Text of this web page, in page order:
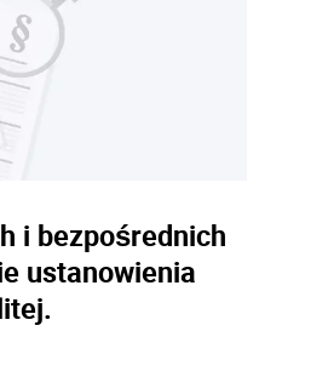
i bezpośrednich
ustanowienia